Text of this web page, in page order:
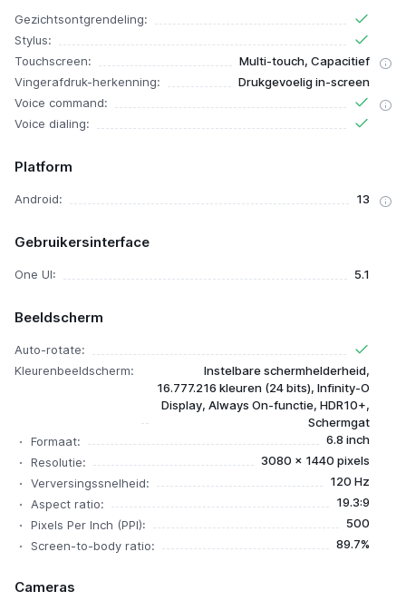
Gezichtsontgrendeling:
Stylus:
Touchscreen:
Multi-touch, Capacitief
Vingerafdruk-herkenning:
Drukgevoelig in-screen
Voice command:
Voice dialing:
Platform
Android: 13
Gebruikersinterface
One UI: 5.1
Beeldscherm
Auto-rotate:
Kleurenbeeldscherm:
Instelbare schermhelderheid,
16.777.216 kleuren (24 bits), Infinity-O
Display, Always On-functie, HDR10+,
Schermgat
Formaat:
6.8 inch
Resolutie:
3080 x 1440 pixels
Verversingssnelheid:
120 Hz
Aspect ratio:
19.3:9
Pixels Per Inch (PPI):
500
Screen-to-body ratio:
89.7%
Cameras